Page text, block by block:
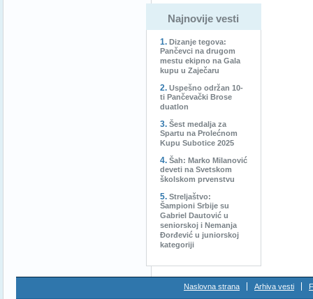
Najnovije vesti
Dizanje tegova:
Pančevci na drugom
mestu ekipno na Gala
kupu u Zaječaru
Uspešno održan 10-
ti Pančevački Brose
duatlon
Šest medalja za
Spartu na Prolećnom
Kupu Subotice 2025
Šah: Marko Milanović
deveti na Svetskom
školskom prvenstvu
Streljaštvo:
Šampioni Srbije su
Gabriel Dautović u
seniorskoj i Nemanja
Đorđević u juniorskoj
kategoriji
Naslovna strana Arhiva vesti